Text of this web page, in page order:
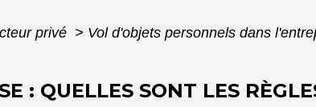
privé > Vol d'objets personnels dans
: QUELLES SONT LES